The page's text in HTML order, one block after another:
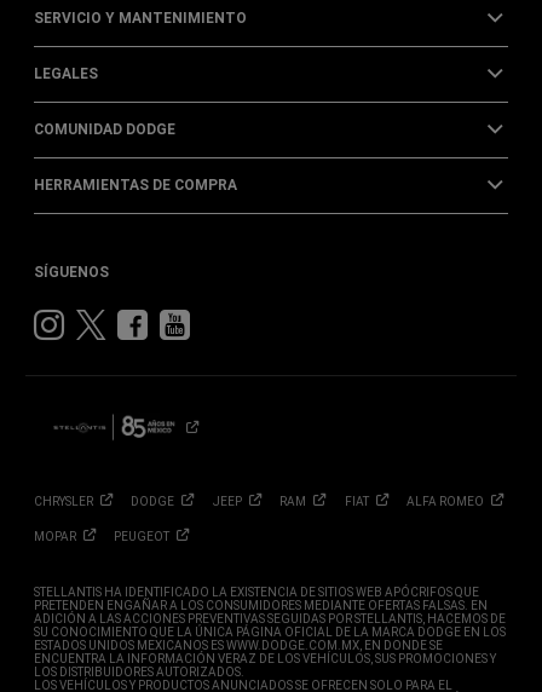
SERVICIO Y MANTENIMIENTO
LEGALES
COMUNIDAD DODGE
HERRAMIENTAS DE COMPRA
SÍGUENOS
Visit
on
Instagram
Visit
on
Twitter
Visit
on
Facebook
Visit
on
Youtube
CHRYSLER DODGE JEEP RAM FIAT ALFA ROMEO
MOPAR PEUGEOT
STELLANTIS HA IDENTIFICADO LA EXISTENCIA DE SITIOS WEB APÓCRIFOS QUE
PRETENDEN ENGAÑAR A LOS CONSUMIDORES MEDIANTE OFERTAS FALSAS. EN
ADICIÓN A LAS ACCIONES PREVENTIVAS SEGUIDAS POR STELLANTIS, HACEMOS DE
SU CONOCIMIENTO QUE LA ÚNICA PÁGINA OFICIAL DE LA MARCA DODGE EN LOS
ESTADOS UNIDOS MEXICANOS ES WWW.DODGE.COM.MX, EN DONDE SE
ENCUENTRA LA INFORMACIÓN VERAZ DE LOS VEHÍCULOS, SUS PROMOCIONES Y
LOS DISTRIBUIDORES AUTORIZADOS.
LOS VEHÍCULOS Y PRODUCTOS ANUNCIADOS SE OFRECEN SOLO PARA EL